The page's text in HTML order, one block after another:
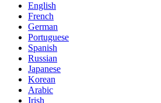
English
French
German
Portuguese
Spanish
Russian
Japanese
Korean
Arabic
Irish